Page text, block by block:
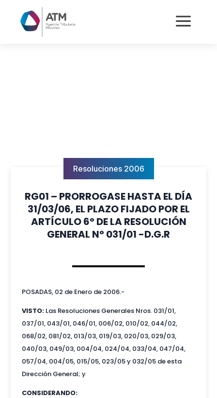
a
Resoluciones 2006
RG01 – PRORROGASE HASTA EL DÍA
31/03/06, EL PLAZO FIJADO POR EL
ARTÍCULO 6° DE LA RESOLUCIÓN
GENERAL N° 031/01 -D.G.R
POSADAS, 02 de Enero de 2006.-
VISTO:Las Resoluciones Generales Nros. 031/01,
037/01, 043/01, 046/01, 006/02, 010/02, 044/02,
068/02, 081/02, 013/03, 019/03, 020/03, 029/03,
040/03, 049/03, 004/04, 024/04, 033/04, 047/04,
057/04, 004/05, 015/05, 023/05 y 032/05 de esta
Dirección General; y
CONSIDERANDO: